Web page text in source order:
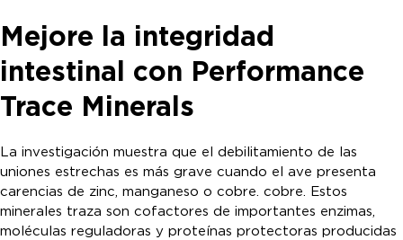
Mejore la integridad
intestinal con Performance
Trace Minerals
La investigación muestra que el debilitamiento de las
uniones estrechas es más grave cuando el ave presenta
carencias de zinc, manganeso o cobre. cobre. Estos
minerales traza son cofactores de importantes enzimas,
moléculas reguladoras y proteínas protectoras producidas